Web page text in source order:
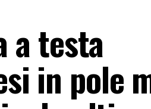
a testa
in pole